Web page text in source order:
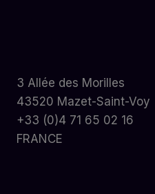
3 Allée des Morilles
43520 Mazet-Saint-Voy
+33 (0)4 71 65 02 16
FRANCE